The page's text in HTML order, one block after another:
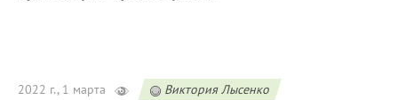
2022 г., 1 марта Виктория Лысенко